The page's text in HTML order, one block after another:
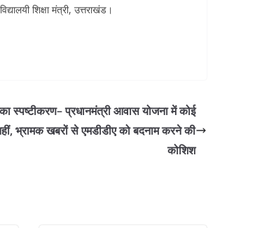
शिक्षा मंत्री, उत्तराखंड।
स्पष्टीकरण– प्रधानमंत्री आवास योजना में कोई
भ्रामक खबरों से एमडीडीए को बदनाम करने की
कोशिश